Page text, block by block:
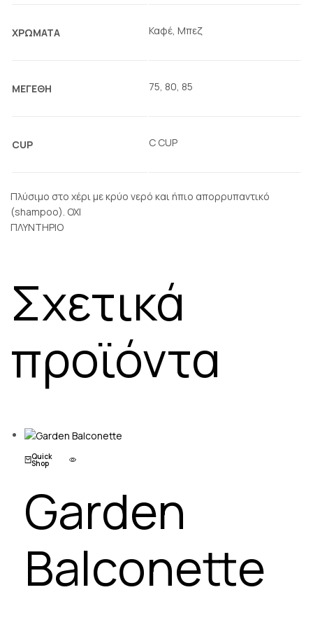
ΧΡΩΜΑΤΑ Καφέ, Μπεζ
ΜΕΓΕΘΗ 75, 80, 85
CUP C CUP
Πλύσιμο στο χέρι με κρύο νερό και ήπιο απορρυπαντικό
(shampoo). ΟΧΙ
ΠΛΥΝΤΗΡΙΟ
Σχετικά
προϊόντα
Quick
Shop
Garden
Balconette